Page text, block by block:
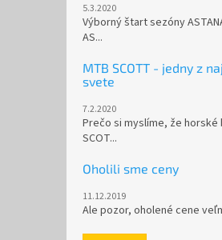
5.3.2020
Výborný štart sezóny
AS...
MTB SCOTT - jedny z
svete
7.2.2020
Prečo si myslíme, že horské
SCOT...
Oholili sme ceny
11.12.2019
Ale pozor, oholené cene